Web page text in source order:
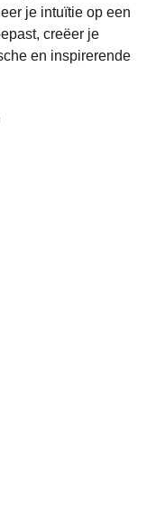
je intuïtie op een
creëer je
en inspirerende